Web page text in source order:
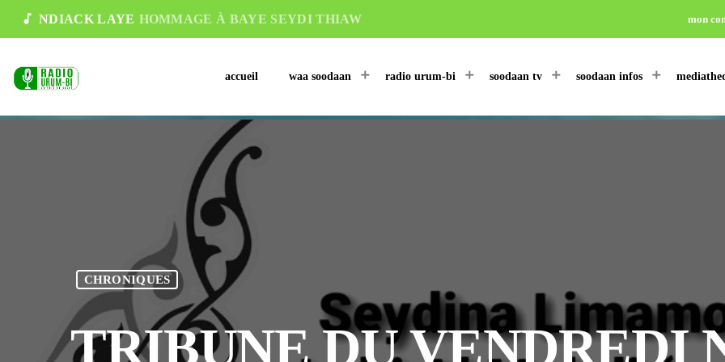
music_note NDIACK LAYE HOMMAGE À BAYE SEYDI THIAW mon
accueil waa soodaan radio urum-bi soodaan tv soodaan infos
CHRONIQUES
TRIBUNE DU VENDREDI